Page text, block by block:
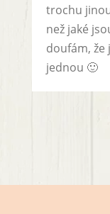
trochu
než jaké
doufám, že
jednou 🙂